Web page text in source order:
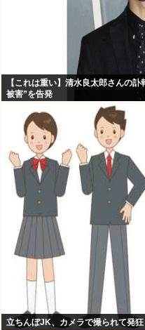
【これは重い】清水良太郎さんの
被害”を告発
立ちんぼJK、カメラで撮られて発狂